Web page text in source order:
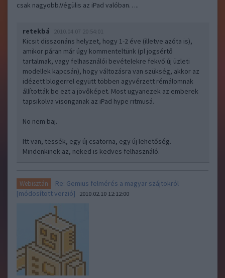
csak nagyobb.Végülis az iPad valóban…..
retekbá 2010.04.07 20:54:01
Kicsit disszonáns helyzet, hogy 1-2 éve (illetve azóta is),
amikor páran már úgy kommenteltünk (pl jogsértő
tartalmak, vagy felhasználói bevételekre fekvő új üzleti
modellek kapcsán), hogy változásra van szükség, akkor az
idézett blogerrel együtt többen agyvérzett rémálomnak
állították be ezt a jövőképet. Most ugyanezek az emberek
tapsikolva visonganak az iPad hype ritmusá.
No nem baj.
Itt van, tessék, egy új csatorna, egy új lehetőség.
Mindenkinek az, neked is kedves felhasználó.
Webisztán
Re: Gemius felmérés a magyar szájtokról
[módosított verzió]
2010.02.10 12:12:00